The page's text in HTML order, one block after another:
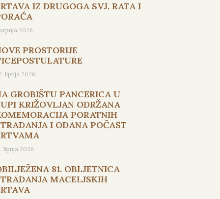
IZ DRUGOGA SVJ. RATA I
srpnja 2026.
PROSTORIJE
lipnja 2026.
GROBIŠTU PANCERICA U
KRIŽOVLJAN ODRŽANA
PORATNIH
I ODANA POČAST
lipnja 2026.
81. OBLJETNICA
MACELJSKIH